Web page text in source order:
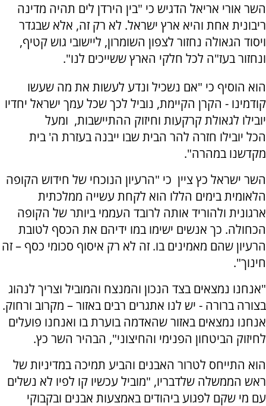
השר אורי אריאל הדגיש כי "בין הירדן לים תהיה מדינה
ריבונית אחת והיא ארץ ישראל. לא רק זה, אלא שבגדר
ויסוד הגאולה נחזור לצפון השומרון, ליישובי גוש קטיף,
ונחזור בעז"ה לכל חלקי הארץ ששייכים לנו".
הוא הוסיף כי "אם נשכיל ונדע לעשות את מה שעשו
קודמינו - הקרן הקיימת, נוביל לכך שכל עמך ישראל יחדיו
יובילו לגאולת קרקעות וחיזוק ההתיישבות, ומעל
הכל יובילו חזרה להר הבית שבו ייבנה בעזרת ה' בית
מקדשנו במהרה".
השר ישראל כץ ציין כי "הרעיון הנוכחי של חידוש הקופה
הלאומית בימים הללו הוא לקחת עשייה ממלכתית
ארגונית ולהוריד אותה לרובד העממי ביותר של הקופה
הכחולה. כך אנשים ישימו במו ידיהם את הכסף לטובת
הרעיון שהם מאמינים בו. זה לא רק איסוף סכומי כסף – זה
חינוך".
"אנחנו נמצאים בצד הנכון והמנצח והמוביל וצריך לנהוג
בצורה ברורה - יש לנו אתגרים רבים באזור – מקרוב ורחוק.
אנחנו נמצאים באזור שהאדמה בוערת בו ואנחנו פועלים
לחיזוק הביטחון הפנימי והחיצוני", הבהיר השר כץ.
הוא התייחס לטרור האבנים והביע תמיכה במדיניות של
ראש הממשלה שלדבריו, "מוביל עכשיו קו לפיו לא נשלים
עם מי שקם לפגוע ביהודים באמצעות אבנים ובקבוקי